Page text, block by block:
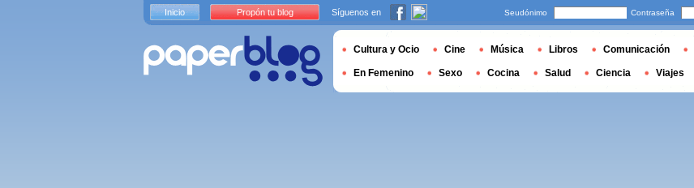
Inicio Propón tu blog Síguenos en Seudónimo Contraseña
Cultura y Ocio Cine Música Libros Comunicación
En Femenino Sexo Cocina Salud Ciencia Viajes